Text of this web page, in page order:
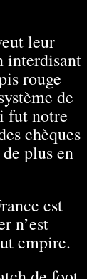
leur
interdisant
rouge
de
fut notre
chèques
plus en
est
n’est
empire.